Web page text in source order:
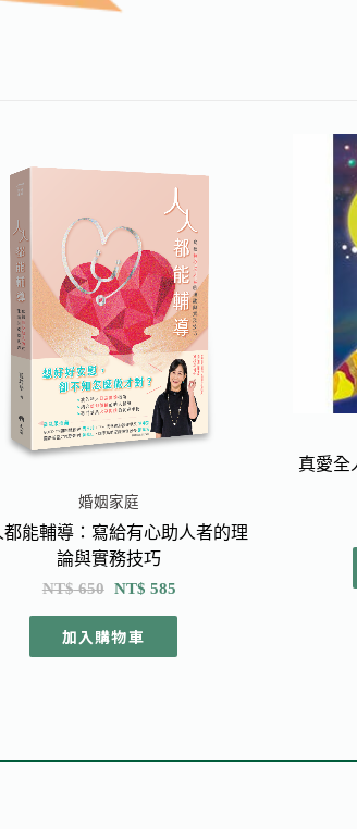
婚姻家庭
都能輔導：寫給有心助人者的理
論與實務技巧
NT$650 NT$ 585
加入購物車
真愛全